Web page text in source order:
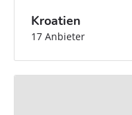
Kroatien
17 Anbieter